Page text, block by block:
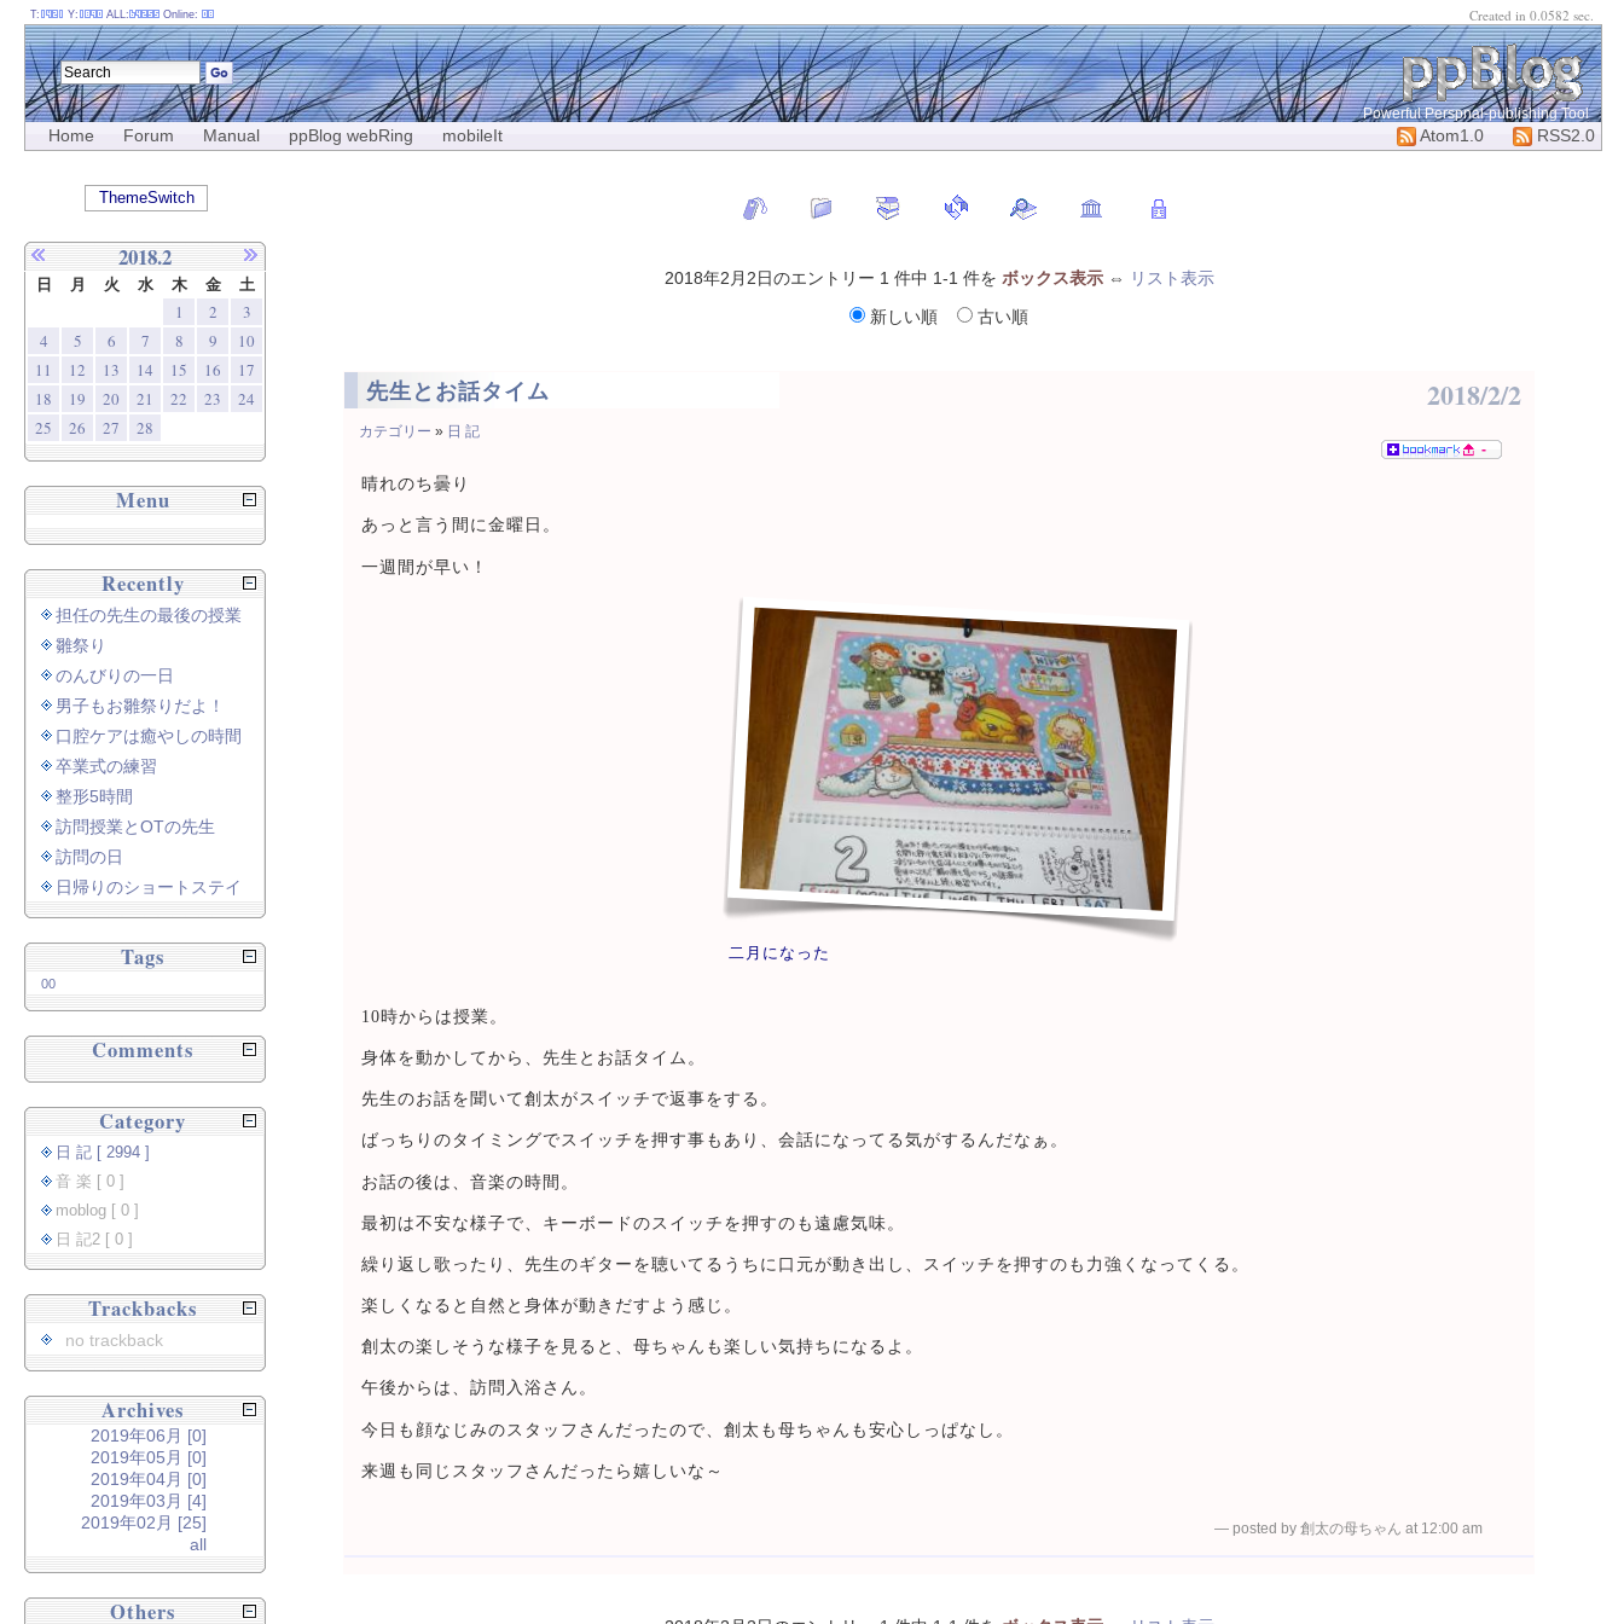
Powerful Perspnal-publishing Tool
Home Forum Manual ppBlog webRing mobileIt RSS2.0
Atom1.0
2018年2月2日のエントリー 1 件中 1-1 件を ボックス表示⇔
リスト表示
新しい順
古い順
先生とお話タイム 2018/2/2
カテゴリー » 日 記
-
晴れのち曇り
あっと言う間に金曜日。
一週間が早い！
二月になった
10時からは授業。
身体を動かしてから、先生とお話タイム。
先生のお話を聞いて創太がスイッチで返事をする。
ばっちりのタイミングでスイッチを押す事もあり、会話になってる気がするんだなぁ。
お話の後は、音楽の時間。
最初は不安な様子で、キーボードのスイッチを押すのも遠慮気味。
繰り返し歌ったり、先生のギターを聴いてるうちに口元が動き出し、スイッチを押すのも力強くなってくる。
楽しくなると自然と身体が動きだすよう感じ。
創太の楽しそうな様子を見ると、母ちゃんも楽しい気持ちになるよ。
午後からは、訪問入浴さん。
今日も顔なじみのスタッフさんだったので、創太も母ちゃんも安心しっぱなし。
来週も同じスタッフさんだったら嬉しいな～
— posted by 創太の母ちゃん at 12:00 am
T: Y: ALL: Online:
ThemeSwitch
Created in 0.0582 sec.
2018.2
日 月 火 水 木 金 土
1 2
3
4
5 6 7 8 9
10
11
12 13 14 15 16
17
18
19 20 21 22 23
24
25
26 27 28
Menu
Recently
担任の先生の最後の授業
雛祭り
のんびりの一日
男子もお雛祭りだよ！
口腔ケアは癒やしの時間
卒業式の練習
整形5時間
訪問授業とOTの先生
訪問の日
日帰りのショートステイ
Tags
00
Comments
Category
日 記 [ 2994 ]
音 楽 [ 0 ]
moblog [ 0 ]
日 記2 [ 0 ]
Trackbacks
no trackback
Archives
2019年06月 [0]
2019年05月 [0]
2019年04月 [0]
2019年03月 [4]
2019年02月 [25]
all
Others